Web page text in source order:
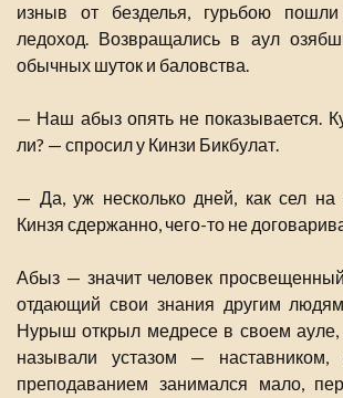
изныв от безделья, гурьбою
ледоход. Возвращались в аул
обычных шуток и баловства.
— Наш абыз опять не показывается.
ли? — спросил у Кинзи Бикбулат.
— Да, уж несколько дней, как сел на
Кинзя сдержанно, чего-то не
Абыз — значит человек
отдающий свои знания другим
Нурыш открыл медресе в своем ауле,
называли устазом —
преподаванием занимался мало,